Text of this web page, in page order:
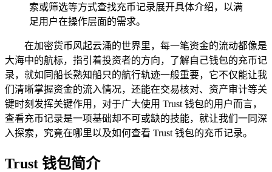
索或筛选等方式查找充币记录展开具体介绍，以满
足用户在操作层面的需求。
在加密货币风起云涌的世界里，每一笔资金的流动都像是
大海中的航标，指引着投资者的方向，了解自己钱包的充币记
录，就如同船长熟知船只的航行轨迹一般重要，它不仅能让我
们清晰掌握资金的流入情况，还能在交易核对、资产审计等关
键时刻发挥关键作用，对于广大使用 Trust 钱包的用户而言，
查看充币记录是一项基础却不可或缺的技能，就让我们一同深
入探索，究竟在哪里以及如何查看 Trust 钱包的充币记录。
Trust 钱包简介